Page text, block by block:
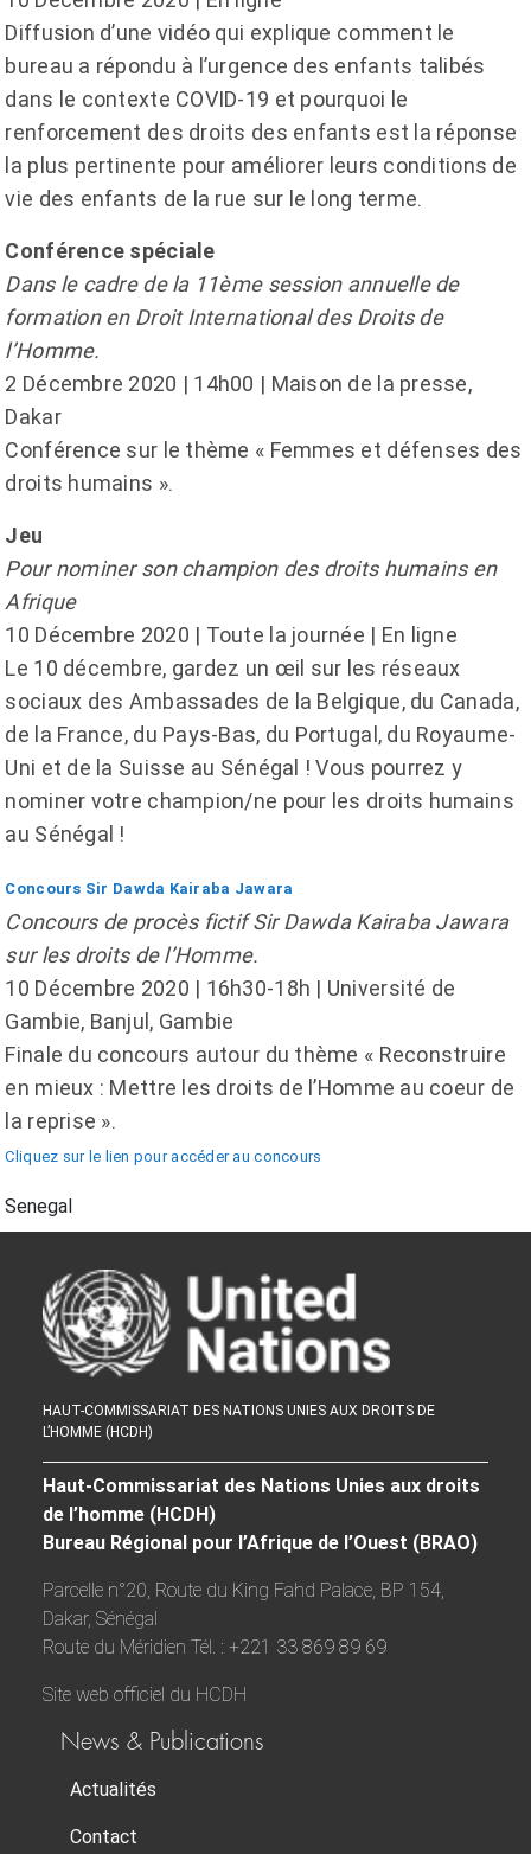
Diffusion d’une vidéo qui explique comment le
bureau a répondu à l’urgence des enfants talibés
dans le contexte COVID-19 et pourquoi le
renforcement des droits des enfants est la réponse
la plus pertinente pour améliorer leurs conditions de
vie des enfants de la rue sur le long terme.
Conférence spéciale
Dans le cadre de la 11ème session annuelle de
formation en Droit International des Droits de
l’Homme.
2 Décembre 2020 | 14h00 | Maison de la presse,
Dakar
Conférence sur le thème « Femmes et défenses des
droits humains ».
Jeu
Pour nominer son champion des droits humains en
Afrique
10 Décembre 2020 | Toute la journée | En ligne
Le 10 décembre, gardez un œil sur les réseaux
sociaux des Ambassades de la Belgique, du Canada,
de la France, du Pays-Bas, du Portugal, du Royaume-
Uni et de la Suisse au Sénégal ! Vous pourrez y
nominer votre champion/ne pour les droits humains
au Sénégal !
Concours Sir Dawda Kairaba Jawara
Concours de procès fictif Sir Dawda Kairaba Jawara
sur les droits de l’Homme.
10 Décembre 2020 | 16h30-18h | Université de
Gambie, Banjul, Gambie
Finale du concours autour du thème « Reconstruire
en mieux : Mettre les droits de l’Homme au coeur de
la reprise ».
Cliquez sur le lien pour accéder au concours
Senegal
HAUT-COMMISSARIAT DES NATIONS UNIES AUX DROITS DE
L’HOMME (HCDH)
Haut-Commissariat des Nations Unies aux droits
de l’homme (HCDH)
Bureau Régional pour l’Afrique de l’Ouest (BRAO)
Parcelle n°20, Route du King Fahd Palace, BP 154,
Dakar, Sénégal
Route du Méridien Tél. : +221 33 869 89 69
Site web officiel du HCDH
News & Publications
Actualités
Contact